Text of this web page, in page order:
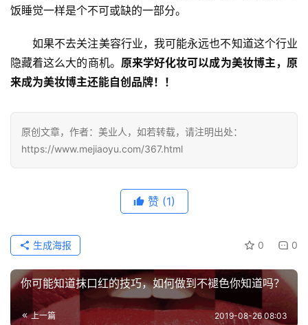
饭睡觉一样是个不可或缺的一部分。
如果不去关注美容行业，我可能永远也不知道这个行业
隐藏着这么大的商机。 原来学好化妆可以成为美妆博主，原
来成为美妆博主还能自创品牌！！
原创文章，作者：美业人，如若转载，请注明出处：
https://www.mejiaoyu.com/367.html
赞 (1)
0 0
生成海报
你可能知道抹口红的技巧，如何做到不褪色你知道吗？
上一篇 2019-08-26 08:03